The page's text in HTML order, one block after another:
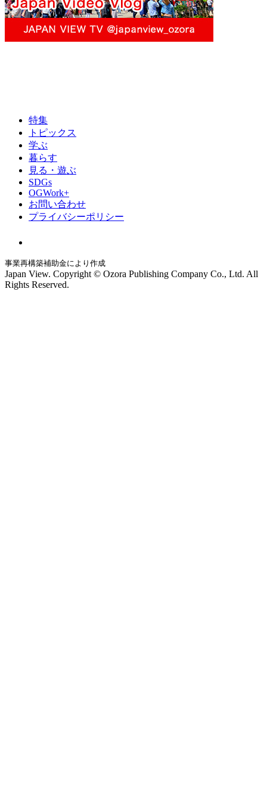
特集
トピックス
学ぶ
暮らす
見る・遊ぶ
SDGs
OGWork+
お問い合わせ
プライバシーポリシー
事業再構築補助金により作成
Japan View. Copyright © Ozora Publishing Company Co., Ltd. All
Rights Reserved.